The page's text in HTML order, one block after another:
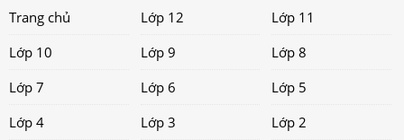
Trang chủ Lớp 12
Lớp 11
Lớp 10
Lớp 9
Lớp 8
Lớp 7
Lớp 6
Lớp 5
Lớp 4
Lớp 3 Lớp 2